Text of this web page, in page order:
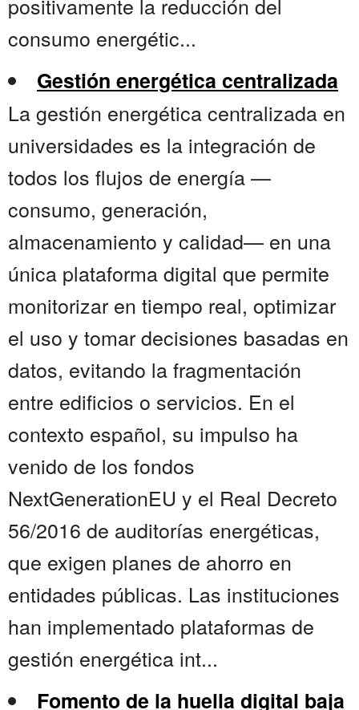
consumo energétic...
Gestión energética centralizada
La gestión energética centralizada en
universidades es la integración de
todos los flujos de energía —
consumo, generación,
almacenamiento y calidad— en una
única plataforma digital que permite
monitorizar en tiempo real, optimizar
el uso y tomar decisiones basadas en
datos, evitando la fragmentación
entre edificios o servicios. En el
contexto español, su impulso ha
venido de los fondos
NextGenerationEU y el Real Decreto
56/2016 de auditorías energéticas,
que exigen planes de ahorro en
entidades públicas. Las instituciones
han implementado plataformas de
gestión energética int...
Fomento de la huella digital baja